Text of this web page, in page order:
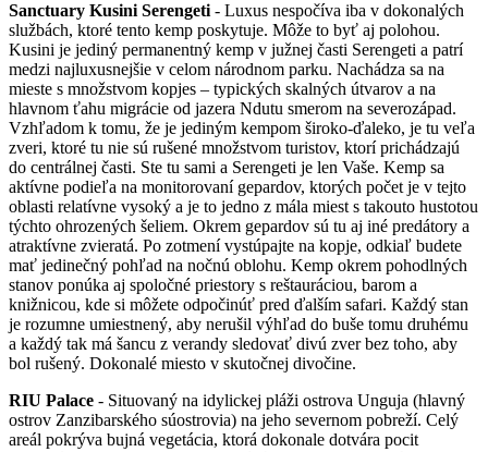
Sanctuary Kusini Serengeti - Luxus nespočíva iba v dokonalých
službách, ktoré tento kemp poskytuje. Môže to byť aj polohou.
Kusini je jediný permanentný kemp v južnej časti Serengeti a patrí
medzi najluxusnejšie v celom národnom parku. Nachádza sa na
mieste s množstvom kopjes – typických skalných útvarov a na
hlavnom ťahu migrácie od jazera Ndutu smerom na severozápad.
Vzhľadom k tomu, že je jediným kempom široko-ďaleko, je tu veľa
zveri, ktoré tu nie sú rušené množstvom turistov, ktorí prichádzajú
do centrálnej časti. Ste tu sami a Serengeti je len Vaše. Kemp sa
aktívne podieľa na monitorovaní gepardov, ktorých počet je v tejto
oblasti relatívne vysoký a je to jedno z mála miest s takouto hustotou
týchto ohrozených šeliem. Okrem gepardov sú tu aj iné predátory a
atraktívne zvieratá. Po zotmení vystúpajte na kopje, odkiaľ budete
mať jedinečný pohľad na nočnú oblohu. Kemp okrem pohodlných
stanov ponúka aj spoločné priestory s reštauráciou, barom a
knižnicou, kde si môžete odpočinúť pred ďalším safari. Každý stan
je rozumne umiestnený, aby nerušil výhľad do buše tomu druhému
a každý tak má šancu z verandy sledovať divú zver bez toho, aby
bol rušený. Dokonalé miesto v skutočnej divočine.
RIU Palace - Situovaný na idylickej pláži ostrova Unguja (hlavný
ostrov Zanzibarského súostrovia) na jeho severnom pobreží. Celý
areál pokrýva bujná vegetácia, ktorá dokonale dotvára pocit